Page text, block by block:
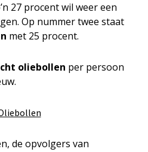
27 procent wil weer een
Op nummer twee staat
met 25 procent.
oliebollen per persoon
de opvolgers van